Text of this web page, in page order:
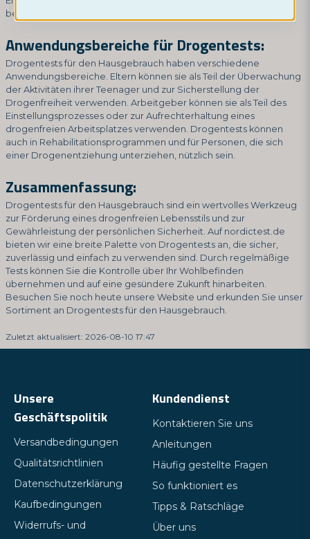
befolgen, um genaue Ergebnisse zu gewährleisten.
Anwendungsbereiche für Drogentests:
Drogentests für den Hausgebrauch haben verschiedene
Anwendungsbereiche. Eltern können sie als Teil der Überwachung
der Aktivitäten ihrer Teenager und zur Sicherstellung der
Drogenfreiheit verwenden. Arbeitgeber können sie als Teil des
Einstellungsprozesses oder zur Aufrechterhaltung eines
drogenfreien Arbeitsplatzes verwenden. Drogentests können
auch in Rehabilitationsprogrammen und für Personen, die sich
einer Drogenentziehung unterziehen, nützlich sein.
Zusammenfassung:
Drogentests für den Hausgebrauch sind ein wertvolles Werkzeug
zur Förderung eines drogenfreien Lebensstils und zur
Gewährleistung der persönlichen Sicherheit. Auf nordictest.de
bieten wir eine breite Palette von Drogentests an, die sicher,
zuverlässig und einfach zu verwenden sind. Durch regelmäßige
Tests können Sie die Kontrolle über Ihr Wohlbefinden
übernehmen und auf eine gesündere Zukunft hinarbeiten.
Besuchen Sie noch heute unsere Website und erkunden Sie unser
Sortiment an Drogentests für den Hausgebrauch.
Zuletzt aktualisiert: 2026-08-10 17:47
Unsere
Geschäftspolitik
Versandbedingungen
Qualitätsrichtlinien
Datenschutzerklärung
Kaufbedingungen
Widerrufs- und
Kundendienst
Kontaktieren Sie uns
Anleitungen
Häufig gestellte Fragen
So funktioniert es
Tipps & Ratschläge
Über uns